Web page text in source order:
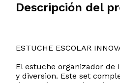
Descripción del
ESTUCHE ESCOLAR
El estuche organizador de
y diversion. Este set